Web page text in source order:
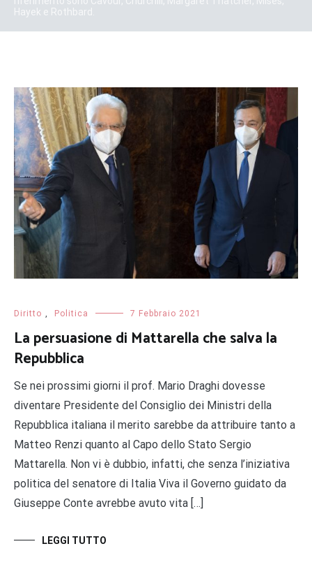
Hayek e Rothbard.
Diritto , Politica 7 Febbraio 2021
La persuasione di Mattarella che salva la
Repubblica
Se nei prossimi giorni il prof. Mario Draghi dovesse
diventare Presidente del Consiglio dei Ministri della
Repubblica italiana il merito sarebbe da attribuire tanto a
Matteo Renzi quanto al Capo dello Stato Sergio
Mattarella. Non vi è dubbio, infatti, che senza l’iniziativa
politica del senatore di Italia Viva il Governo guidato da
Giuseppe Conte avrebbe avuto vita […]
LEGGI TUTTO